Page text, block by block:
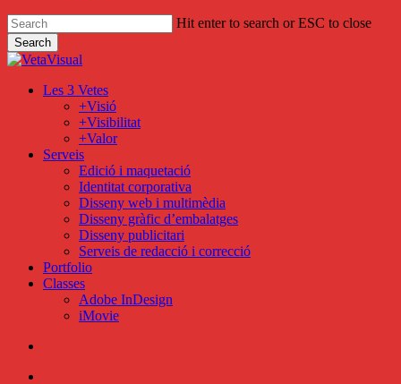
Hit enter to search or ESC to close
Search
Close
search
Menu
Les 3 Vetes
+Visió
+Visibilitat
+Valor
Serveis
Edició i maquetació
Identitat corporativa
Disseny web i multimèdia
Disseny gràfic d’embalatges
Disseny publicitari
Serveis de redacció i correcció
Portfolio
Classes
Adobe InDesign
iMovie